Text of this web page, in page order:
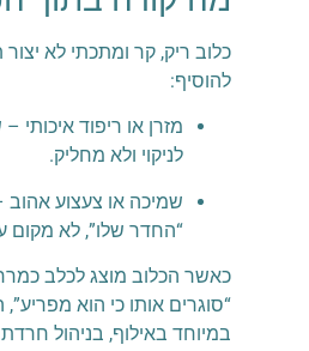
כלוב ריק, קר ומתכתי לא
להוסיף:
מזרן או ריפוד
לניקוי ולא מחליק.
שמיכה או צעצוע
“החדר שלו”, לא מקום
כאשר הכלוב מוצג לכלב
“סוגרים אותו כי הוא
במיוחד באילוף, בניהול